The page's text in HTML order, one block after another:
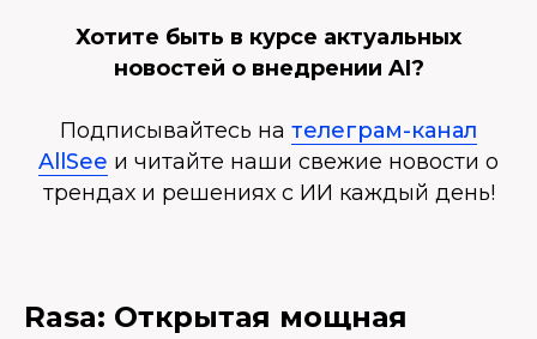
Хотите быть в курсе актуальных
новостей о внедрении AI?
Подписывайтесь на телеграм-канал
AllSee и читайте наши свежие новости о
трендах и решениях с ИИ каждый день!
Rasa: Открытая мощная